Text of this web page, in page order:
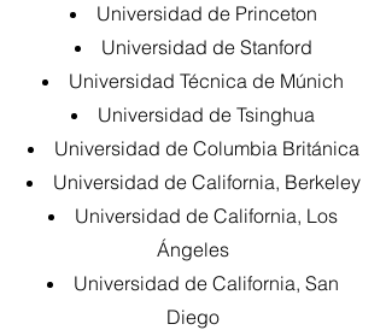
Universidad de Princeton
Universidad de Stanford
Universidad Técnica de Múnich
Universidad de Tsinghua
Universidad de Columbia Británica
Universidad de California, Berkeley
Universidad de California, Los
Ángeles
Universidad de California, San
Diego